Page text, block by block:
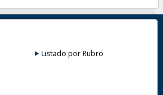
Listado por Rubro